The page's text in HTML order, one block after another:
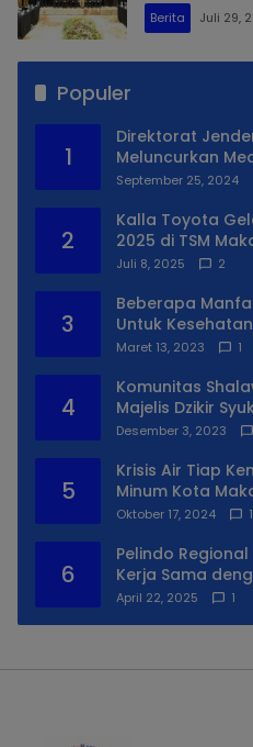
Berita Juli 29,
Populer
1
Direktorat
Meluncurkan
Simulator
September 25, 2024
2
Kalla Toyota
2025 di TSM
Spesial
Juli 8, 2025 2
3
Beberapa
Untuk
Maret 13, 2023 1
4
Komunitas
Majelis Dzikir
Desember 3, 2023
5
Krisis Air Tiap
Minum Kota
Untuk Daerah
Oktober 17, 2024 1
6
Pelindo
Kerja Sama
Praktek Lapangan
April 22, 2025 1